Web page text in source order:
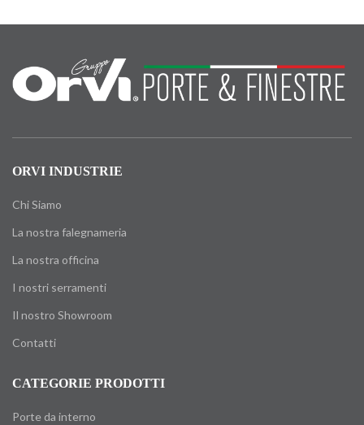
ORVI INDUSTRIE
Chi Siamo
La nostra falegnameria
La nostra officina
I nostri serramenti
Il nostro Showroom
Contatti
CATEGORIE PRODOTTI
Porte da interno